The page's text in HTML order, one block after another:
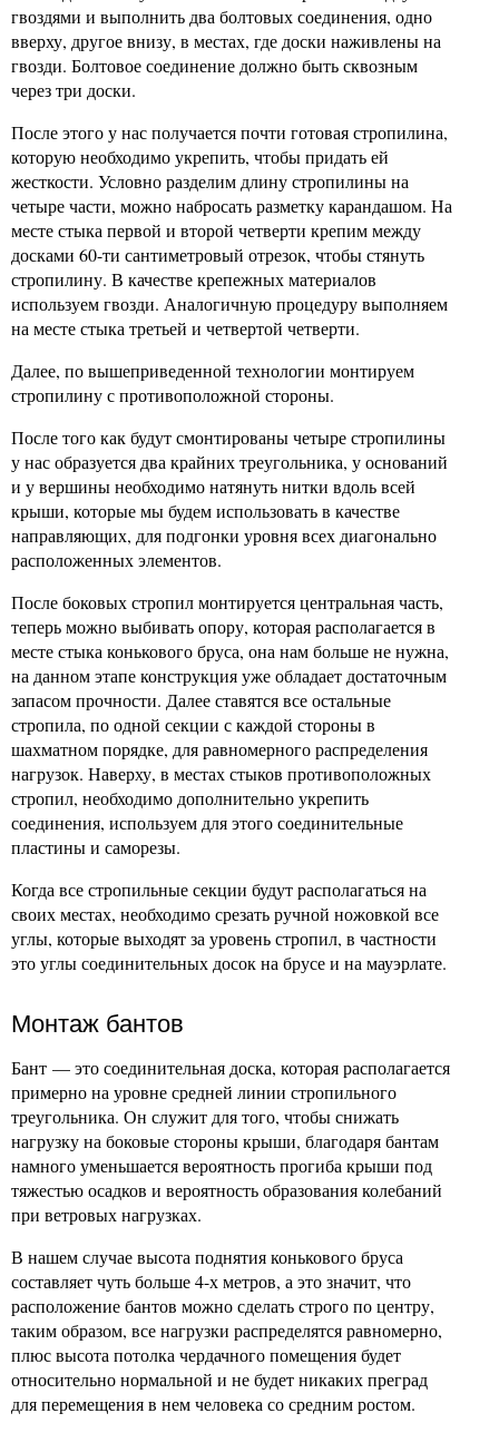
гвоздями и выполнить два болтовых соединения, одно
вверху, другое внизу, в местах, где доски наживлены на
гвозди. Болтовое соединение должно быть сквозным
через три доски.
После этого у нас получается почти готовая стропилина,
которую необходимо укрепить, чтобы придать ей
жесткости. Условно разделим длину стропилины на
четыре части, можно набросать разметку карандашом. На
месте стыка первой и второй четверти крепим между
досками 60-ти сантиметровый отрезок, чтобы стянуть
стропилину. В качестве крепежных материалов
используем гвозди. Аналогичную процедуру выполняем
на месте стыка третьей и четвертой четверти.
Далее, по вышеприведенной технологии монтируем
стропилину с противоположной стороны.
После того как будут смонтированы четыре стропилины
у нас образуется два крайних треугольника, у оснований
и у вершины необходимо натянуть нитки вдоль всей
крыши, которые мы будем использовать в качестве
направляющих, для подгонки уровня всех диагонально
расположенных элементов.
После боковых стропил монтируется центральная часть,
теперь можно выбивать опору, которая располагается в
месте стыка конькового бруса, она нам больше не нужна,
на данном этапе конструкция уже обладает достаточным
запасом прочности. Далее ставятся все остальные
стропила, по одной секции с каждой стороны в
шахматном порядке, для равномерного распределения
нагрузок. Наверху, в местах стыков противоположных
стропил, необходимо дополнительно укрепить
соединения, используем для этого соединительные
пластины и саморезы.
Когда все стропильные секции будут располагаться на
своих местах, необходимо срезать ручной ножовкой все
углы, которые выходят за уровень стропил, в частности
это углы соединительных досок на брусе и на мауэрлате.
Монтаж бантов
Бант — это соединительная доска, которая располагается
примерно на уровне средней линии стропильного
треугольника. Он служит для того, чтобы снижать
нагрузку на боковые стороны крыши, благодаря бантам
намного уменьшается вероятность прогиба крыши под
тяжестью осадков и вероятность образования колебаний
при ветровых нагрузках.
В нашем случае высота поднятия конькового бруса
составляет чуть больше 4-х метров, а это значит, что
расположение бантов можно сделать строго по центру,
таким образом, все нагрузки распределятся равномерно,
плюс высота потолка чердачного помещения будет
относительно нормальной и не будет никаких преград
для перемещения в нем человека со средним ростом.